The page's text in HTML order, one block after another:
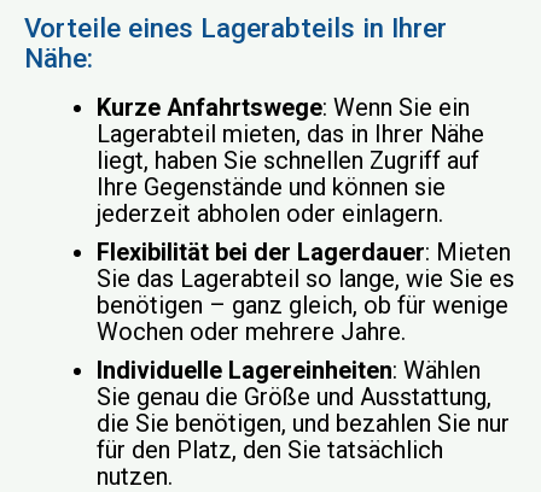
Vorteile eines Lagerabteils in Ihrer
Nähe:
Kurze Anfahrtswege: Wenn Sie ein
Lagerabteil mieten, das in Ihrer Nähe
liegt, haben Sie schnellen Zugriff auf
Ihre Gegenstände und können sie
jederzeit abholen oder einlagern.
Flexibilität bei der Lagerdauer: Mieten
Sie das Lagerabteil so lange, wie Sie es
benötigen – ganz gleich, ob für wenige
Wochen oder mehrere Jahre.
Individuelle Lagereinheiten: Wählen
Sie genau die Größe und Ausstattung,
die Sie benötigen, und bezahlen Sie nur
für den Platz, den Sie tatsächlich
nutzen.